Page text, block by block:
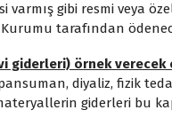
varmış gibi resmi veya
tarafından
giderleri) örnek verecek
diyaliz, fizik
giderleri bu